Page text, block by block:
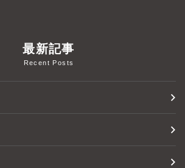
最新記事
Recent Posts